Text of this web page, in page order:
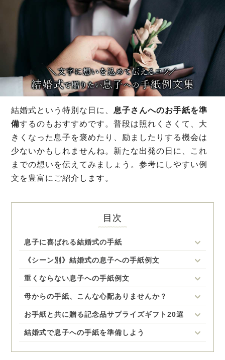
結婚式という特別な日に、 息子さんへのお手紙を準
備するのもおすすめです。普段は照れくさくて、大
きくなった息子を褒めたり、励ましたりする機会は
少ないかもしれませんね。新たな出発の日に、これ
までの想いを伝えてみましょう。参考にしやすい例
文を豊富にご紹介します。
目次
息子に喜ばれる結婚式の手紙
《シーン別》結婚式の息子への手紙例文
重くならない息子への手紙例文
母からの手紙、こんな心配ありませんか？
お手紙と共に贈る記念品サプライズギフト20選
結婚式で息子への手紙を準備しよう